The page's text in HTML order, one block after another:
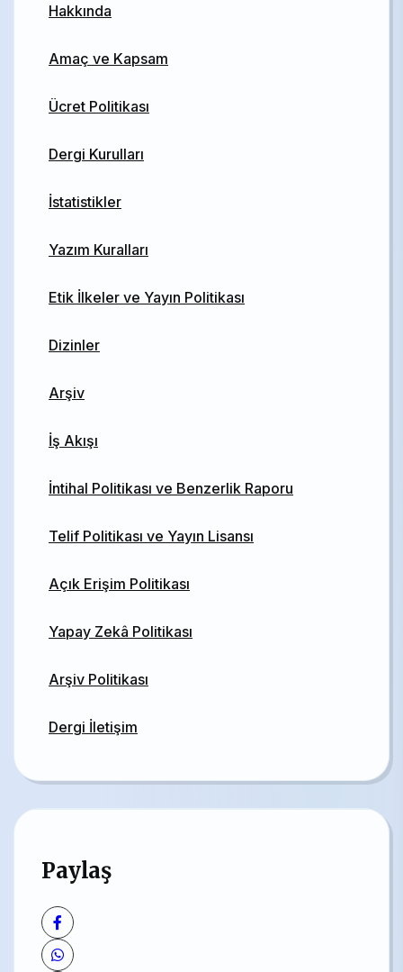
Hakkında
Amaç ve Kapsam
Ücret Politikası
Dergi Kurulları
İstatistikler
Yazım Kuralları
Etik İlkeler ve Yayın Politikası
Dizinler
Arşiv
İş Akışı
İntihal Politikası ve Benzerlik Raporu
Telif Politikası ve Yayın Lisansı
Açık Erişim Politikası
Yapay Zekâ Politikası
Arşiv Politikası
Dergi İletişim
Paylaş